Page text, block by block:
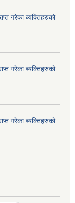
गरेका ब्यक्तिहरुको
गरेका ब्यक्तिहरुको
गरेका ब्यक्तिहरुको